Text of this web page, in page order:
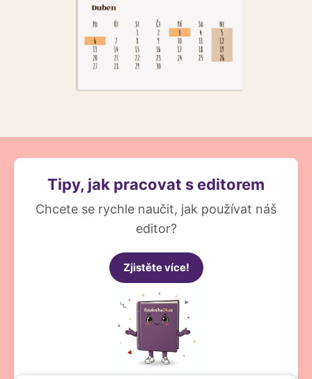
Tipy, jak pracovat s editorem
Chcete se rychle naučit, jak používat náš
editor?
Zjistěte více!